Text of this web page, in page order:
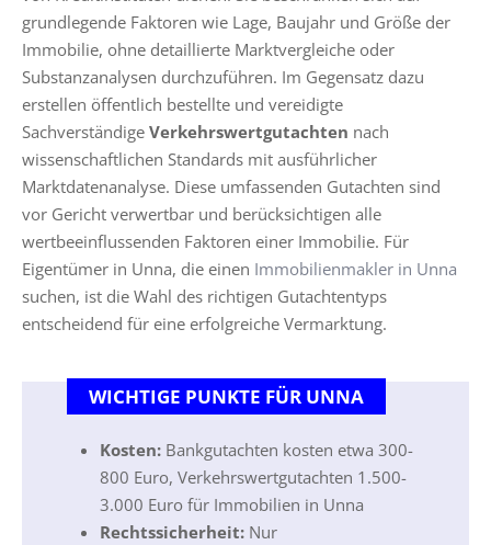
grundlegende Faktoren wie Lage, Baujahr und Größe der
Immobilie, ohne detaillierte Marktvergleiche oder
Substanzanalysen durchzuführen. Im Gegensatz dazu
erstellen öffentlich bestellte und vereidigte
Sachverständige Verkehrswertgutachten nach
wissenschaftlichen Standards mit ausführlicher
Marktdatenanalyse. Diese umfassenden Gutachten sind
vor Gericht verwertbar und berücksichtigen alle
wertbeeinflussenden Faktoren einer Immobilie. Für
Eigentümer in Unna, die einen Immobilienmakler in Unna
suchen, ist die Wahl des richtigen Gutachtentyps
entscheidend für eine erfolgreiche Vermarktung.
WICHTIGE PUNKTE FÜR UNNA
Kosten: Bankgutachten kosten etwa 300-
800 Euro, Verkehrswertgutachten 1.500-
3.000 Euro für Immobilien in Unna
Rechtssicherheit: Nur